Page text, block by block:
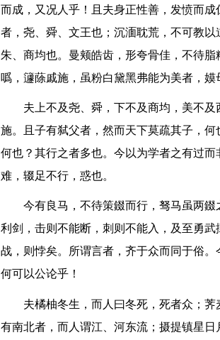
而成，又况人乎！且夫身正性善，发愤而
者，尧、舜、文王也；沉湎耽荒，不可教
朱、商均也。曼颊皓齿，形夸骨佳，不待
噅，籧蒢戚施，虽粉白黛黑弗能为美者
夫上不及尧、舜，下不及商均，美不
施。且子有弑父者，然而天下莫疏其子，
何也？其行之者多也。今以为学者之有过
难，辍足不行，惑也。
今有良马，不待策錣而行，驽马虽两
利剑，击则不能断，刺则不能入，及至勇
战，则悖矣。所谓言者，齐于众而同于俗
何可以公论乎！
夫橘柚冬生，而人曰冬死，死者众；
有南北者，而人谓江、河东流；摄提镇星